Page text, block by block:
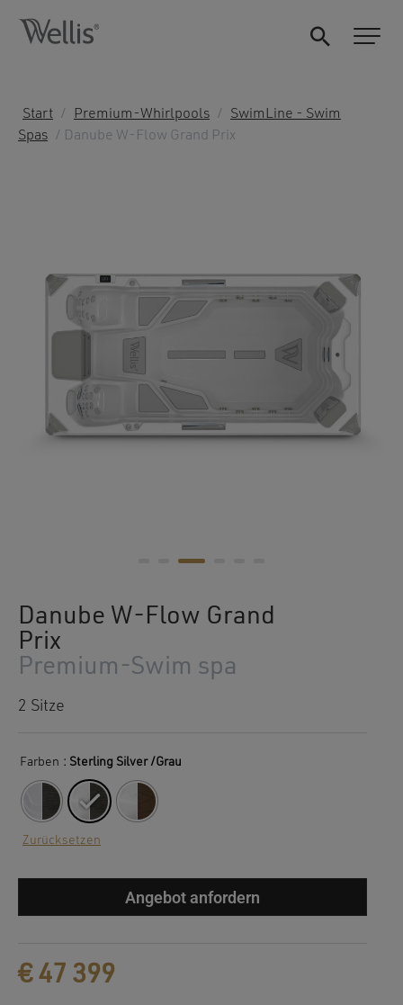
Start / Premium-Whirlpools /
SwimLine - Swim
Spas / Danube W-Flow Grand Prix
Danube W-Flow Grand
Prix
Premium-Swim spa
2 Sitze
Farben : Sterling Silver /Grau
Zurücksetzen
Angebot anfordern
€47 399